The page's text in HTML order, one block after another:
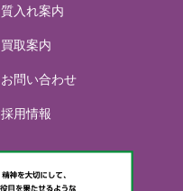
質入れ案内
買取案内
お問い合わせ
採用情報